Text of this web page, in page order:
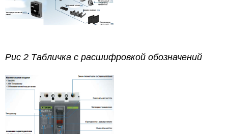
Рис 2 Табличка с расшифровкой обозначений